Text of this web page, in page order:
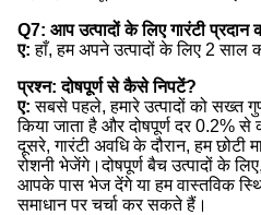
Q7: आप उत्पादों के लिए गारंटी प्रदान
ए: हाँ, हम अपने उत्पादों के लिए 2 साल
प्रश्न: दोषपूर्ण से कैसे निपटें?
ए:सबसे पहले, हमारे उत्पादों को सख्त
किया जाता है और दोषपूर्ण दर 0.2% से
दूसरे, गारंटी अवधि के दौरान, हम छोटी
रोशनी भेजेंगे।दोषपूर्ण बैच उत्पादों के
आपके पास भेज देंगे या हम वास्तविक
समाधान पर चर्चा कर सकते हैं।